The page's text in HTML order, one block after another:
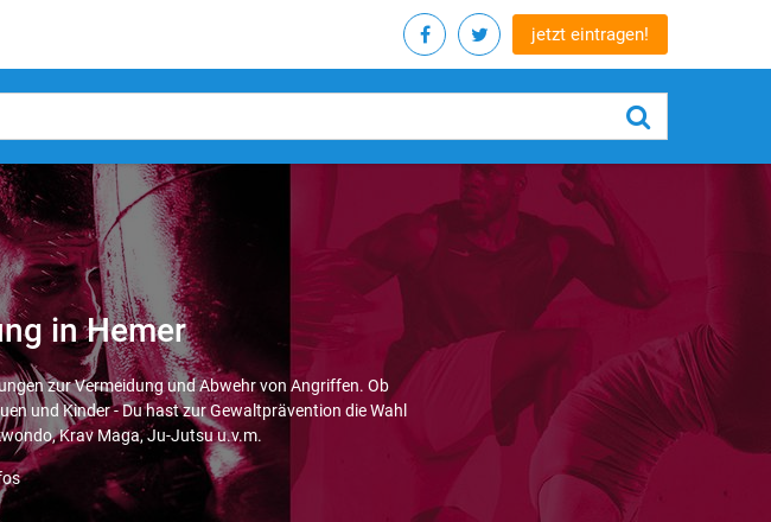
jetzt eintragen!
in Hemer
zur Vermeidung und Abwehr von Angriffen. Ob
und Kinder - Du hast zur Gewaltprävention die Wahl
Krav Maga, Ju-Jutsu u.v.m.